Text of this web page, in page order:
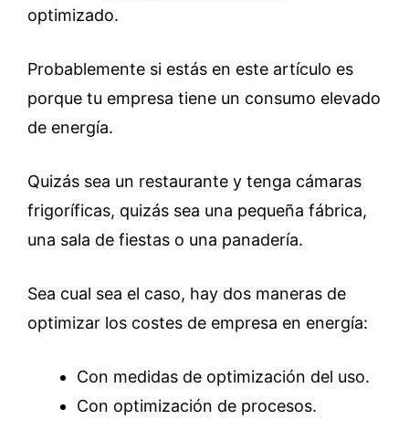
optimizado.
Probablemente si estás en este artículo es
porque tu empresa tiene un consumo elevado
de energía.
Quizás sea un restaurante y tenga cámaras
frigoríficas, quizás sea una pequeña fábrica,
una sala de fiestas o una panadería.
Sea cual sea el caso, hay dos maneras de
optimizar los costes de empresa en energía:
Con medidas de optimización del uso.
Con optimización de procesos.